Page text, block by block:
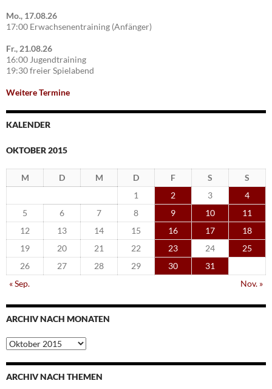
Mo., 17.08.26
17:00 Erwachsenentraining (Anfänger)
Fr., 21.08.26
16:00 Jugendtraining
19:30 freier Spielabend
Weitere Termine
KALENDER
OKTOBER 2015
M D M D F S
S
1
2 3
4
5
6 7 8 9 10
11
12
13 14 15 16 17
18
19
20 21 22 23 24
25
26
27 28 29 30
31
« Sep.
Nov. »
ARCHIV NACH MONATEN
Archiv
nach
Monaten
ARCHIV NACH THEMEN